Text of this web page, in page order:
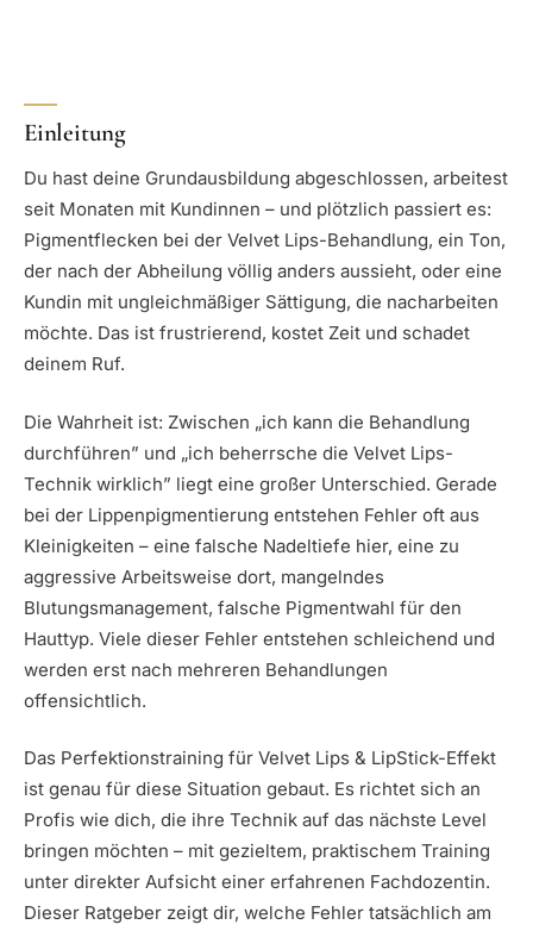
Einleitung
Du hast deine Grundausbildung abgeschlossen, arbeitest
seit Monaten mit Kundinnen – und plötzlich passiert es:
Pigmentflecken bei der Velvet Lips-Behandlung, ein Ton,
der nach der Abheilung völlig anders aussieht, oder eine
Kundin mit ungleichmäßiger Sättigung, die nacharbeiten
möchte. Das ist frustrierend, kostet Zeit und schadet
deinem Ruf.
Die Wahrheit ist: Zwischen „ich kann die Behandlung
durchführen” und „ich beherrsche die Velvet Lips-
Technik wirklich” liegt eine großer Unterschied. Gerade
bei der Lippenpigmentierung entstehen Fehler oft aus
Kleinigkeiten – eine falsche Nadeltiefe hier, eine zu
aggressive Arbeitsweise dort, mangelndes
Blutungsmanagement, falsche Pigmentwahl für den
Hauttyp. Viele dieser Fehler entstehen schleichend und
werden erst nach mehreren Behandlungen
offensichtlich.
Das Perfektionstraining für Velvet Lips & LipStick-Effekt
ist genau für diese Situation gebaut. Es richtet sich an
Profis wie dich, die ihre Technik auf das nächste Level
bringen möchten – mit gezieltem, praktischem Training
unter direkter Aufsicht einer erfahrenen Fachdozentin.
Dieser Ratgeber zeigt dir, welche Fehler tatsächlich am